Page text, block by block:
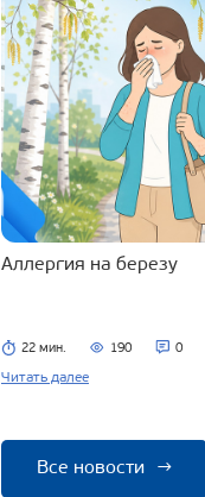
Аллергия на березу
22 мин. 190 0
Читать далее
Все новости →